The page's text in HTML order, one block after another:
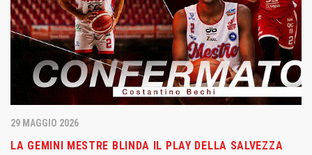
29 MAGGIO 2026
LA GEMINI MESTRE BLINDA IL PLAY DELLA SALVEZZA